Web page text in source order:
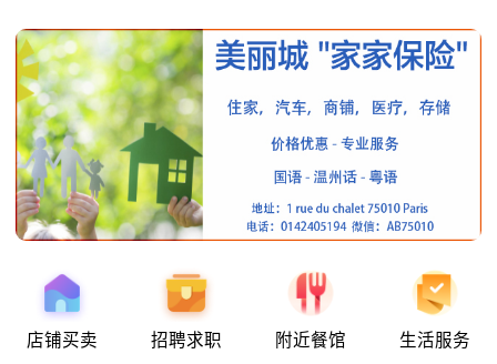
店铺买卖 招聘求职 附近餐馆 生活服务
8月6日要闻：法国医学实习名额大增！